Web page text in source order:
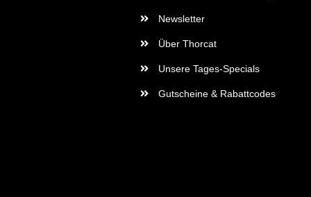
Newsletter
Über Thorcat
Unsere Tages-Specials
Gutscheine & Rabattcodes